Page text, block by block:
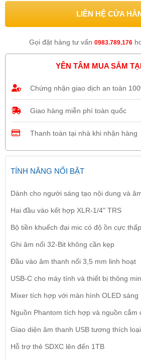
LIÊN HỆ CỬA
Gọi đặt hàng tư vấn 0983.789.176
YÊN TÂM MUA SẮM
Chứng nhận giao dịch an toàn
Giao hàng miễn phí toàn quốc
Thanh toán tại nhà khi nhận hàng
TÍNH NĂNG NỔI BẬT
Dành cho người sáng tạo nội dung và
Hai đầu vào kết hợp XLR-1/4" TRS
Bộ tiền khuếch đại mic có độ ồn cực thấp
Ghi âm nổi 32-Bit không cần kẹp
Đầu vào âm thanh nổi 3,5 mm linh hoạt
USB-C cho máy tính và thiết bị thông
Mixer tích hợp với màn hình OLED sáng
Nguồn Phantom tích hợp và nguồn cắm
Giao diện âm thanh USB tương thích
Hỗ trợ thẻ SDXC lên đến 1TB